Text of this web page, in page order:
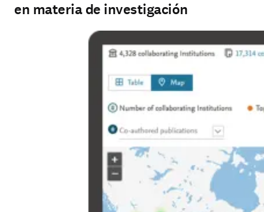
en materia de investigación